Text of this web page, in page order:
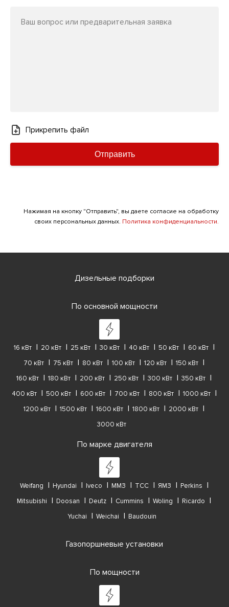
Ваш вопрос или предварительная заявка
Прикрепить файл
Отправить
Нажимая на кнопку "Отправить", вы даете согласие на обработку
своих персональных данных. Политика конфиденциальности.
Дизельные подборки
По основной мощности
16 кВт 20 кВт 25 кВт 30 кВт 40 кВт 50 кВт
60 кВт
70 кВт
75 кВт 80 кВт 100 кВт 120 кВт
150 кВт
160 кВт
180 кВт 200 кВт 250 кВт 300 кВт
350 кВт
400 кВт
500 кВт 600 кВт 700 кВт 800 кВт
1000 кВт
1200 кВт
1500 кВт 1600 кВт 1800 кВт
2000 кВт
3000 кВт
По марке двигателя
Weifang Hyundai Iveco ММЗ ТСС ЯМЗ
Perkins
Mitsubishi
Doosan Deutz Cummins Woling
Ricardo
Yuchai
Weichai Baudouin
Газопоршневые установки
По мощности